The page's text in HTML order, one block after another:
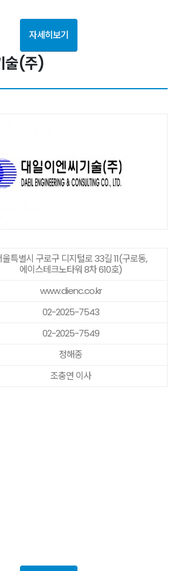
자세히보기
술(주)
울특별시 구로구 디지털로 33길 11(구로동,
에이스테크노타워 8차 610호)
www.dienc.co.kr
02-2025-7543
02-2025-7549
정해종
조충연 이사